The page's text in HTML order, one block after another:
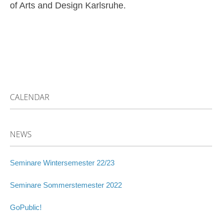
of Arts and Design Karlsruhe.
CALENDAR
NEWS
Seminare Wintersemester 22/23
Seminare Sommerstemester 2022
GoPublic!